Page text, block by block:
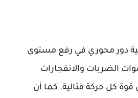
دور محوري في رفع مستوى
الضربات والانفجارات
كل حركة قتالية. كما أن